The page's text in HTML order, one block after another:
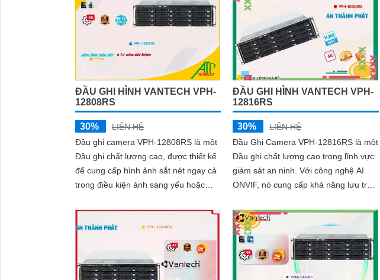
ĐẦU GHI HÌNH VANTECH VPH-
12808RS
30%
LIÊN HỆ
Đầu ghi camera VPH-12808RS là một
Đầu ghi chất lượng cao, được thiết kế
để cung cấp hình ảnh sắt nét ngay cả
trong điều kiện ánh sáng yếu hoặc
ĐẦU GHI HÌNH VANTECH VPH-
12816RS
30%
LIÊN HỆ
Đầu Ghi Camera VPH-12816RS là một
Đầu ghi chất lượng cao trong lĩnh vực
giám sát an ninh. Với công nghệ AI
ONVIF, nó cung cấp khả năng lưu trữ
H.265+/H.265/H